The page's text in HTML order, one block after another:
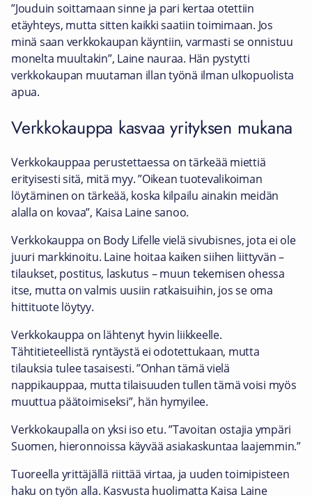
”Jouduin soittamaan sinne ja pari kertaa otettiin
etäyhteys, mutta sitten kaikki saatiin toimimaan. Jos
minä saan verkkokaupan käyntiin, varmasti se onnistuu
monelta muultakin”, Laine nauraa. Hän pystytti
verkkokaupan muutaman illan työnä ilman ulkopuolista
apua.
Verkkokauppa kasvaa yrityksen mukana
Verkkokauppaa perustettaessa on tärkeää miettiä
erityisesti sitä, mitä myy. ”Oikean tuotevalikoiman
löytäminen on tärkeää, koska kilpailu ainakin meidän
alalla on kovaa”, Kaisa Laine sanoo.
Verkkokauppa on Body Lifelle vielä sivubisnes, jota ei ole
juuri markkinoitu. Laine hoitaa kaiken siihen liittyvän –
tilaukset, postitus, laskutus – muun tekemisen ohessa
itse, mutta on valmis uusiin ratkaisuihin, jos se oma
hittituote löytyy.
Verkkokauppa on lähtenyt hyvin liikkeelle.
Tähtitieteellistä ryntäystä ei odotettukaan, mutta
tilauksia tulee tasaisesti. ”Onhan tämä vielä
nappikauppaa, mutta tilaisuuden tullen tämä voisi myös
muuttua päätoimiseksi”, hän hymyilee.
Verkkokaupalla on yksi iso etu. ”Tavoitan ostajia ympäri
Suomen, hieronnoissa käyvää asiakaskuntaa laajemmin.”
Tuoreella yrittäjällä riittää virtaa, ja uuden toimipisteen
haku on työn alla. Kasvusta huolimatta Kaisa Laine